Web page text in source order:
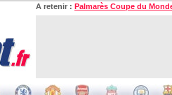
A retenir : Palmarès Coupe du